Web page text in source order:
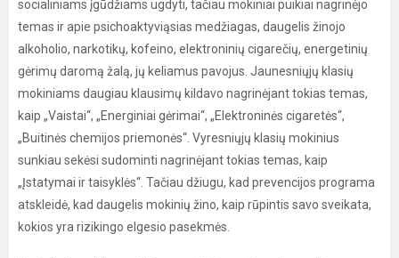
socialiniams įgūdžiams ugdyti, tačiau mokiniai puikiai nagrinėjo
temas ir apie psichoaktyviąsias medžiagas, daugelis žinojo
alkoholio, narkotikų, kofeino, elektroninių cigarečių, energetinių
gėrimų daromą žalą, jų keliamus pavojus. Jaunesniųjų klasių
mokiniams daugiau klausimų kildavo nagrinėjant tokias temas,
kaip „Vaistai“, „Energiniai gėrimai“, „Elektroninės cigaretės“,
„Buitinės chemijos priemonės“. Vyresniųjų klasių mokinius
sunkiau sekėsi sudominti nagrinėjant tokias temas, kaip
„Įstatymai ir taisyklės“. Tačiau džiugu, kad prevencijos programa
atskleidė, kad daugelis mokinių žino, kaip rūpintis savo sveikata,
kokios yra rizikingo elgesio pasekmės.